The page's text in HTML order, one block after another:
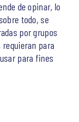
de opinar, lo
todo, se
por grupos
para
para fines